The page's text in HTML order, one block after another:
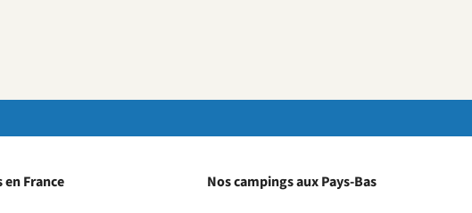
France Nos campings aux Pays-Bas